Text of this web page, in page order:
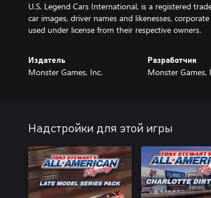
U.S. Legend Cars International, is a registered
car images, driver names and likenesses,
used under license from their respective owners.
Издатель
Monster Games, Inc.
Разработчик
Monster Games,
Надстройки для этой игры